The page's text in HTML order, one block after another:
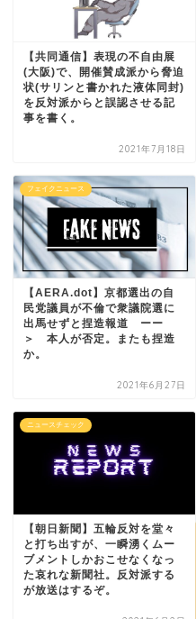
【共同通信】表現の不自由展
(大阪)で、開催賛成派から脅迫
状(サリンと書かれた液体同封)
を反対派からと誤認させる記
事を書く。
2021年7月18日
フェイクニュース
【AERA.dot】京都選出の自
民党議員が不倫で衆議院選に
出馬せずと捏造報道 ーー
＞ 本人が否定。またも捏造
か。
2021年6月27日
ニュースチェック
【朝日新聞】五輪反対を堂々
と打ち出すが、一瞬湧くムー
ブメントしかおこせなくなっ
た哀れな新聞社。反対派する
が放送はするぞ。